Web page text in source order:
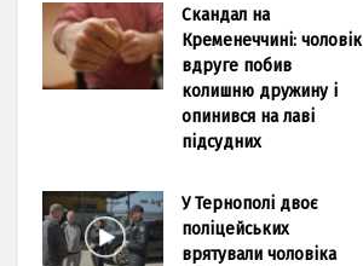
Скандал на
Кременеччині: чоловік
вдруге побив
колишню дружину і
опинився на лаві
підсудних
У Тернополі двоє
поліцейських
врятували чоловіка